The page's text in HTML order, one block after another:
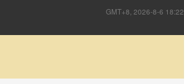
GMT+8, 2026-8-6 18:22